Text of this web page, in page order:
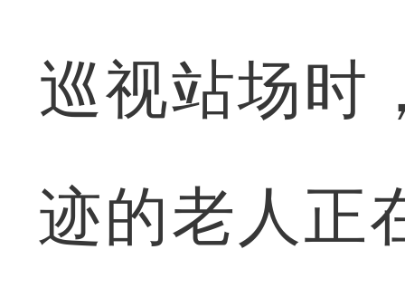
巡视站场时
迹的老人正